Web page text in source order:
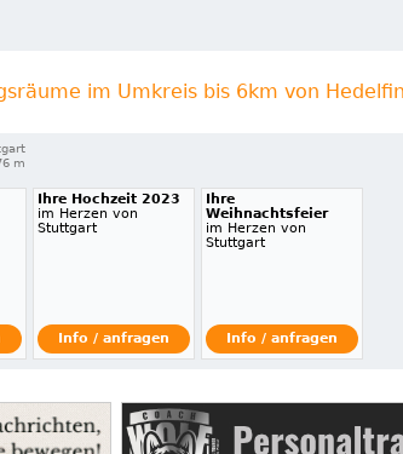
im Umkreis bis 6km von
m
Ihre Hochzeit 2023
im Herzen von
Stuttgart
Info / anfragen
Ihre
Weihnachtsfeier
im Herzen von
Stuttgart
Info / anfragen